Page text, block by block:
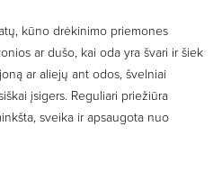
kūno drėkinimo priemones
ar dušo, kai oda yra švari ir šiek
ar aliejų ant odos, švelniai
įsigers. Reguliari priežiūra
sveika ir apsaugota nuo